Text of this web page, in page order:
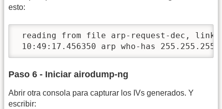
esto:
reading from file arp-request-dec, link-
10:49:17.456350 arp who-has
Paso 6 - Iniciar airodump-ng
Abrir otra consola para capturar los IVs generados. Y
escribir: